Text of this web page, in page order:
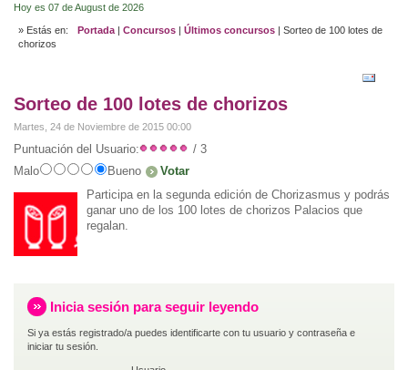
Hoy es 07 de August de 2026
» Estás en: Portada | Concursos | Últimos concursos | Sorteo de 100 lotes de
chorizos
Sorteo de 100 lotes de chorizos
Martes, 24 de Noviembre de 2015 00:00
Puntuación del Usuario:
/ 3
Malo
Bueno
Participa en la segunda edición de Chorizasmus y podrás
ganar uno de los 100 lotes de chorizos Palacios que
regalan.
Inicia sesión para seguir leyendo
Si ya estás registrado/a puedes identificarte con tu usuario y contraseña e
iniciar tu sesión.